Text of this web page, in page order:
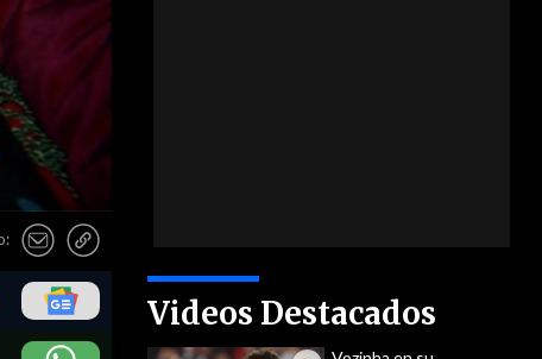
Videos Destacados